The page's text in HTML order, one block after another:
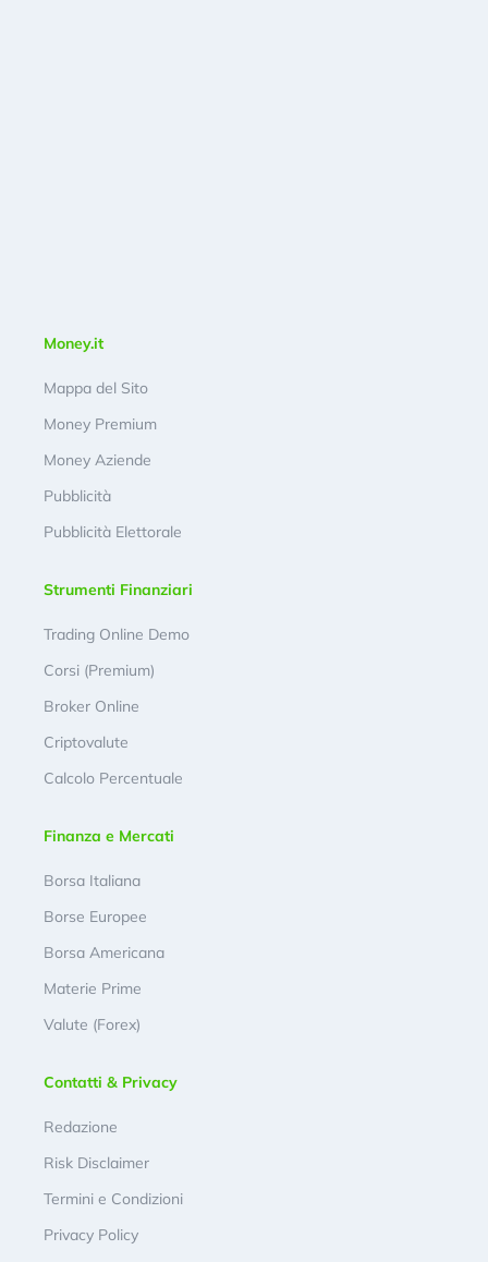
Money.it
Mappa del Sito
Money Premium
Money Aziende
Pubblicità
Pubblicità Elettorale
Strumenti Finanziari
Trading Online Demo
Corsi (Premium)
Broker Online
Criptovalute
Calcolo Percentuale
Finanza e Mercati
Borsa Italiana
Borse Europee
Borsa Americana
Materie Prime
Valute (Forex)
Contatti & Privacy
Redazione
Risk Disclaimer
Termini e Condizioni
Privacy Policy